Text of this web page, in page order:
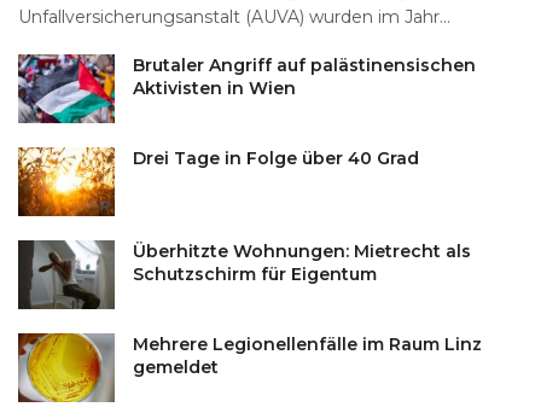
Unfallversicherungsanstalt (AUVA) wurden im Jahr...
Brutaler Angriff auf palästinensischen
Aktivisten in Wien
Drei Tage in Folge über 40 Grad
Überhitzte Wohnungen: Mietrecht als
Schutzschirm für Eigentum
Mehrere Legionellenfälle im Raum Linz
gemeldet